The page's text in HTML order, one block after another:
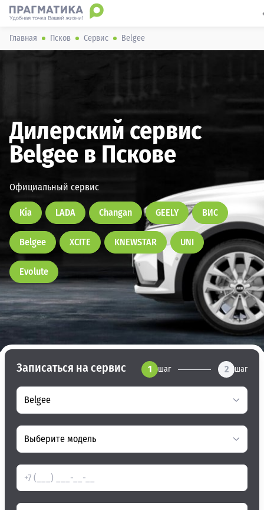
Главная Псков Сервис Belgee
Дилерский сервис
Belgee в Пскове
Официальный сервис
Kia LADA Changan GEELY ВИС
Belgee XCITE KNEWSTAR UNI
Evolute
Записаться на сервис 1 шаг 2 шаг
Belgee
Выберите модель